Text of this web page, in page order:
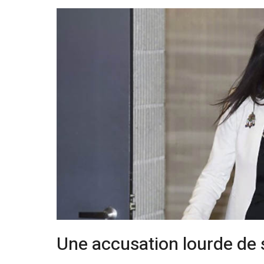
Une accusation lourde de